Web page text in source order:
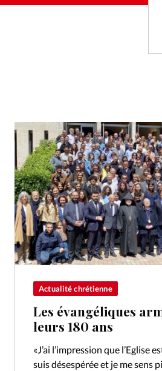
Actualité chrétienne
Les évangéliques
leurs 180 ans
«J’ai l’impression que l’Eglise
suis désespérée et je me sens